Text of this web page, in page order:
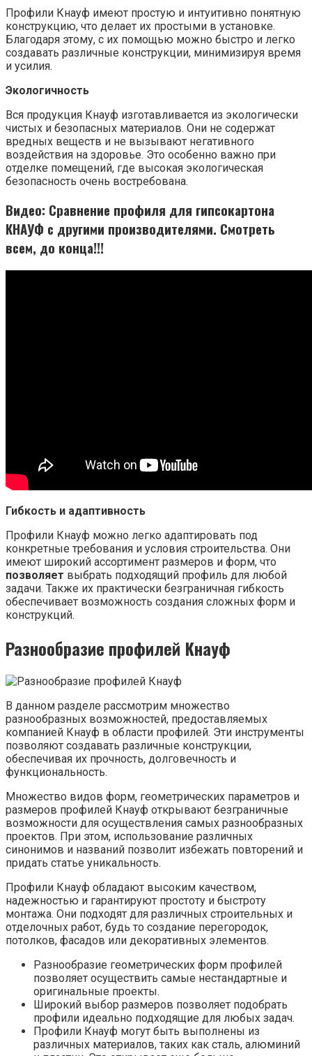
Профили Кнауф имеют простую и интуитивно понятную
конструкцию, что делает их простыми в установке.
Благодаря этому, с их помощью можно быстро и легко
создавать различные конструкции, минимизируя время
и усилия.
Экологичность
Вся продукция Кнауф изготавливается из экологически
чистых и безопасных материалов. Они не содержат
вредных веществ и не вызывают негативного
воздействия на здоровье. Это особенно важно при
отделке помещений, где высокая экологическая
безопасность очень востребована.
Видео: Сравнение профиля для гипсокартона
КНАУФ с другими производителями. Смотреть
всем, до конца!!!
Гибкость и адаптивность
Профили Кнауф можно легко адаптировать под
конкретные требования и условия строительства. Они
имеют широкий ассортимент размеров и форм, что
позволяет выбрать подходящий профиль для любой
задачи. Также их практически безграничная гибкость
обеспечивает возможность создания сложных форм и
конструкций.
Разнообразие профилей Кнауф
В данном разделе рассмотрим множество
разнообразных возможностей, предоставляемых
компанией Кнауф в области профилей. Эти инструменты
позволяют создавать различные конструкции,
обеспечивая их прочность, долговечность и
функциональность.
Множество видов форм, геометрических параметров и
размеров профилей Кнауф открывают безграничные
возможности для осуществления самых разнообразных
проектов. При этом, использование различных
синонимов и названий позволит избежать повторений и
придать статье уникальность.
Профили Кнауф обладают высоким качеством,
надежностью и гарантируют простоту и быстроту
монтажа. Они подходят для различных строительных и
отделочных работ, будь то создание перегородок,
потолков, фасадов или декоративных элементов.
Разнообразие геометрических форм профилей
позволяет осуществить самые нестандартные и
оригинальные проекты.
Широкий выбор размеров позволяет подобрать
профили идеально подходящие для любых задач.
Профили Кнауф могут быть выполнены из
различных материалов, таких как сталь, алюминий